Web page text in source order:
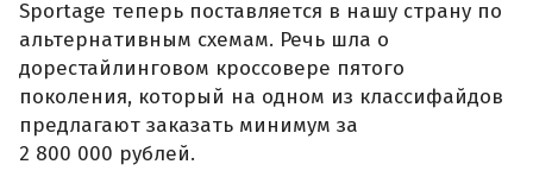
Sportage теперь поставляется в нашу страну по
альтернативным схемам. Речь шла о
дорестайлинговом кроссовере пятого
поколения, который на одном из классифайдов
предлагают заказать минимум за
2 800 000 рублей.